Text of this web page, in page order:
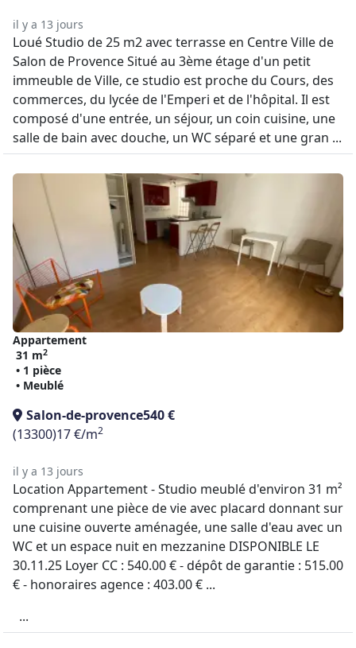
il y a 13 jours
Loué Studio de 25 m2 avec terrasse en Centre Ville de
Salon de Provence Situé au 3ème étage d'un petit
immeuble de Ville, ce studio est proche du Cours, des
commerces, du lycée de l'Emperi et de l'hôpital. Il est
composé d'une entrée, un séjour, un coin cuisine, une
salle de bain avec douche, un WC séparé et une gran ...
Appartement
31 m2
• 1 pièce
• Meublé
Salon-de-provence540 €
(13300)17 €/m2
il y a 13 jours
Location Appartement - Studio meublé d'environ 31 m²
comprenant une pièce de vie avec placard donnant sur
une cuisine ouverte aménagée, une salle d'eau avec un
WC et un espace nuit en mezzanine DISPONIBLE LE
30.11.25 Loyer CC : 540.00 € - dépôt de garantie : 515.00
€ - honoraires agence : 403.00 € ...
...